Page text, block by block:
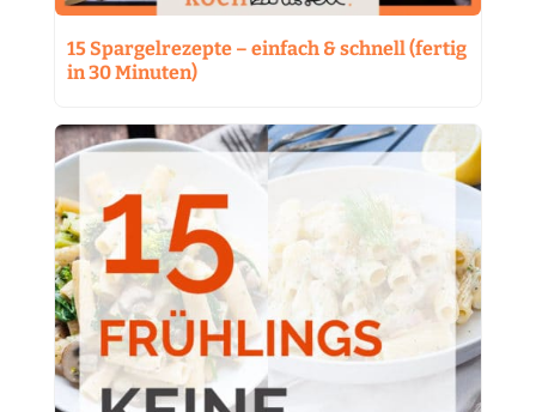
15 Spargelrezepte – einfach & schnell (fertig
in 30 Minuten)